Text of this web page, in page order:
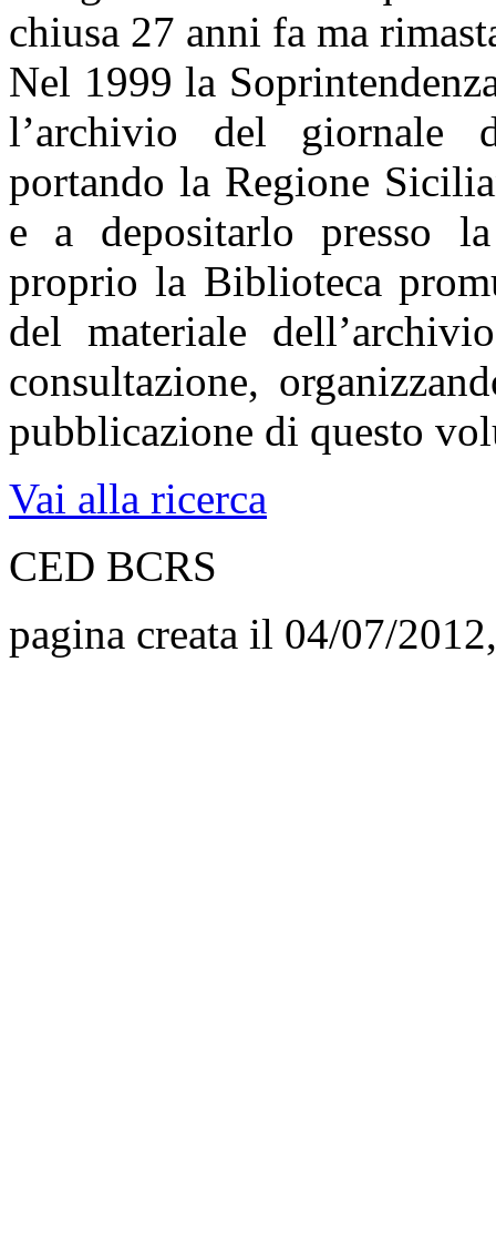
chiusa 27 anni fa ma
Nel 1999 la
l’archivio del giornale
portando la Regione
e a depositarlo presso
proprio la Biblioteca
del materiale
consultazione,
pubblicazione di questo
Vai alla ricerca
CED BCRS
pagina creata il 04/07/